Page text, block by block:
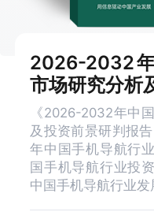
2026-2032
市场研究分析
《2026-2032年中
及投资前景研判报
年中国手机导航行
国手机导航行业投
中国手机导航行业发